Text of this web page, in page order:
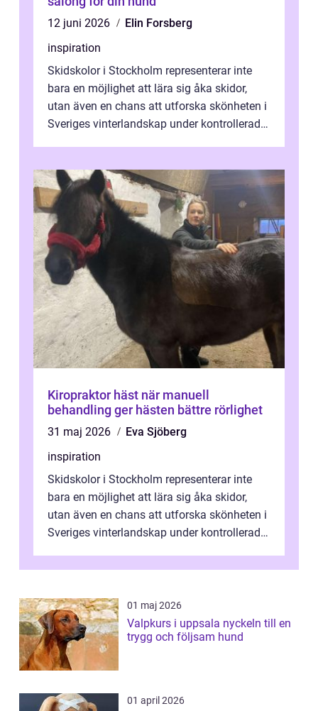
12 juni 2026
Elin Forsberg
inspiration
Skidskolor i Stockholm representerar inte
bara en möjlighet att lära sig åka skidor,
utan även en chans att utforska skönheten i
Sveriges vinterlandskap under kontrollerade
Kiropraktor häst när manuell
behandling ger hästen bättre rörlighet
31 maj 2026
Eva Sjöberg
inspiration
Skidskolor i Stockholm representerar inte
bara en möjlighet att lära sig åka skidor,
utan även en chans att utforska skönheten i
Sveriges vinterlandskap under kontrollerade
01 maj 2026
Valpkurs i uppsala nyckeln till en
trygg och följsam hund
01 april 2026